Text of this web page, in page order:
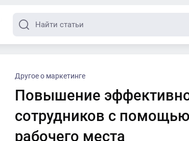
Другое о маркетинге
Повышение
сотрудников с
рабочего места